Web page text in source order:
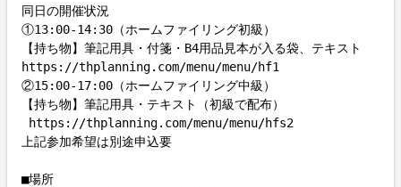
同日の開催状況
①13:00-14:30（ホームファイリング初級）
【持ち物】筆記用具・付箋・B4用品見本が入る袋、テキスト
https://thplanning.com/menu/menu/hf1
②15:00-17:00（ホームファイリング中級）
【持ち物】筆記用具・テキスト（初級で配布）
https://thplanning.com/menu/menu/hfs2
上記参加希望は別途申込要
■場所